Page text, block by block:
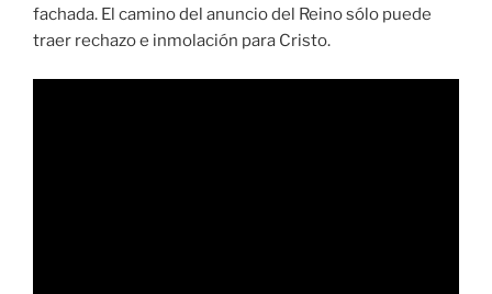
fachada. El camino del anuncio del Reino sólo puede
traer rechazo e inmolación para Cristo.